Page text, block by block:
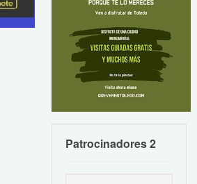
Patrocinadores 2